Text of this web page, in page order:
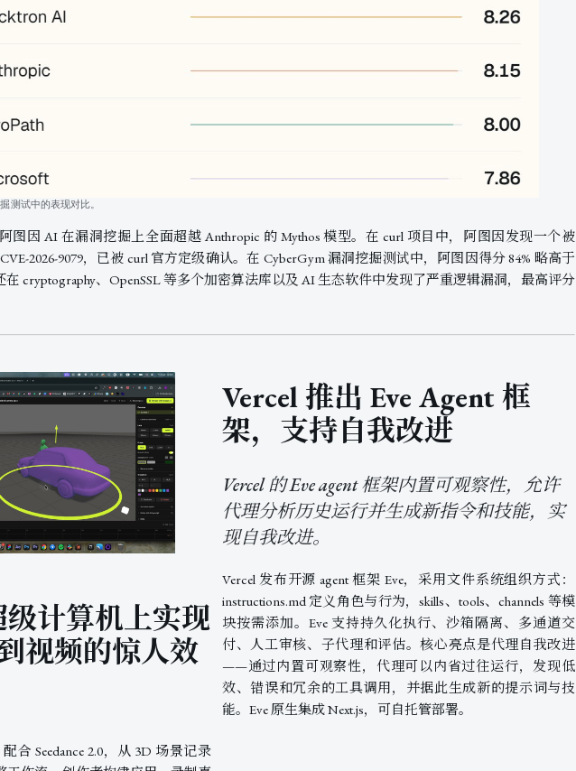
测试中的表现对比。
图因 AI 在漏洞挖掘上全面超越 Anthropic 的 Mythos 模型。在 curl 项目中，阿图因发现一个被
2026-9079，已被 curl 官方定级确认。在 CyberGym 漏洞挖掘测试中，阿图因得分 84% 略高于
cryptography、OpenSSL 等多个加密算法库以及 AI 生态软件中发现了严重逻辑漏洞，最高评分
级计算机上实现
视频的惊人效
合 Seedance 2.0，从 3D 场景记录
Vercel 推出 Eve Agent 框
架，支持自我改进
Vercel 的 Eve agent 框架内置可观察性，允许
代理分析历史运行并生成新指令和技能，实
现自我改进。
Vercel 发布开源 agent 框架 Eve，采用文件系统组织方式：
instructions.md 定义角色与行为，skills、tools、channels 等模
块按需添加。Eve 支持持久化执行、沙箱隔离、多通道交
付、人工审核、子代理和评估。核心亮点是代理自我改进
——通过内置可观察性，代理可以内省过往运行，发现低
效、错误和冗余的工具调用，并据此生成新的提示词与技
能。Eve 原生集成 Next.js，可自托管部署。